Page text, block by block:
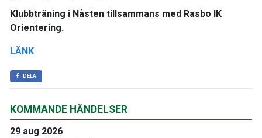
KOMMANDE HÄNDELSER
29 aug 2026
Klubbträning i Nåsten tillsammans med Rasbo IK
Orientering.
LÄNK
DELA